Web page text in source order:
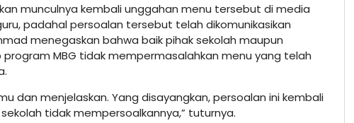
munculnya kembali unggahan menu tersebut di media
padahal persoalan tersebut telah dikomunikasikan
menegaskan bahwa baik pihak sekolah maupun
MBG tidak mempermasalahkan menu yang telah
dan menjelaskan. Yang disayangkan, persoalan ini kembali
tidak mempersoalkannya,” tuturnya.